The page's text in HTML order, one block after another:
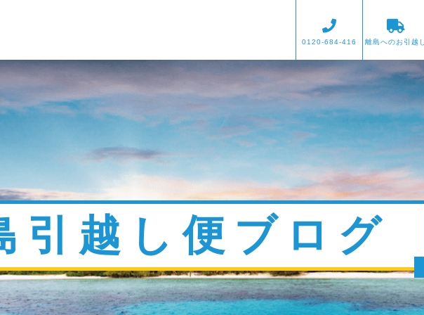
0120-684-416 離島へのお引越し
引越し便ブログ